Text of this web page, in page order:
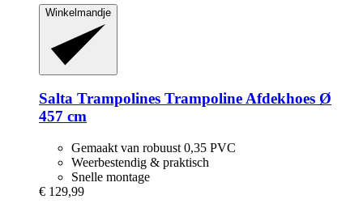
Winkelmandje
Salta Trampolines Trampoline Afdekhoes Ø
457 cm
Gemaakt van robuust 0,35 PVC
Weerbestendig & praktisch
Snelle montage
€ 129,99